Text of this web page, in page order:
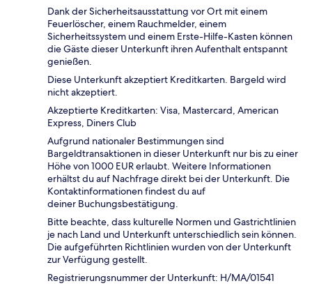
Dank der Sicherheitsausstattung vor Ort mit einem
Feuerlöscher, einem Rauchmelder, einem
Sicherheitssystem und einem Erste-Hilfe-Kasten können
die Gäste dieser Unterkunft ihren Aufenthalt entspannt
genießen.
Diese Unterkunft akzeptiert Kreditkarten. Bargeld wird
nicht akzeptiert.
Akzeptierte Kreditkarten: Visa, Mastercard, American
Express, Diners Club
Aufgrund nationaler Bestimmungen sind
Bargeldtransaktionen in dieser Unterkunft nur bis zu einer
Höhe von 1000 EUR erlaubt. Weitere Informationen
erhältst du auf Nachfrage direkt bei der Unterkunft. Die
Kontaktinformationen findest du auf
deiner Buchungsbestätigung.
Bitte beachte, dass kulturelle Normen und Gastrichtlinien
je nach Land und Unterkunft unterschiedlich sein können.
Die aufgeführten Richtlinien wurden von der Unterkunft
zur Verfügung gestellt.
Registrierungsnummer der Unterkunft: H/MA/01541